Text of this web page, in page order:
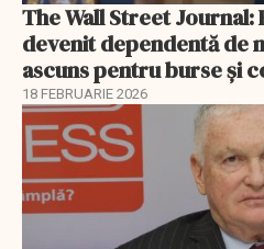
The Wall Street Journal:
devenit dependentă de
ascuns pentru burse și
18 FEBRUARIE 2026
EXCLUSIV